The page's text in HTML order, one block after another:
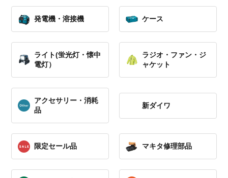
発電機・溶接機 ケース
ライト(蛍光灯・懐中
電灯）
ラジオ・ファン・ジ
ャケット
アクセサリー・消耗
品
新ダイワ
限定セール品 マキタ修理部品